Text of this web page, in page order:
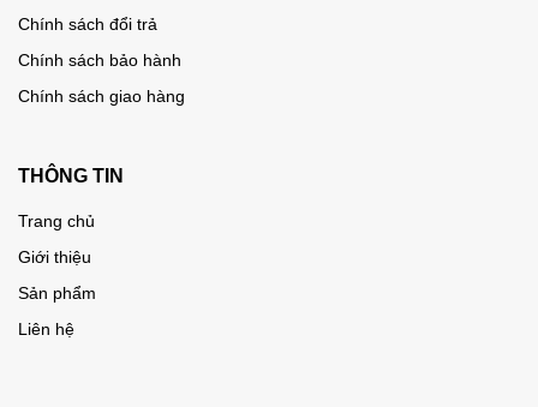
Chính sách đổi trả
Chính sách bảo hành
Chính sách giao hàng
THÔNG TIN
Trang chủ
Giới thiệu
Sản phẩm
Liên hệ